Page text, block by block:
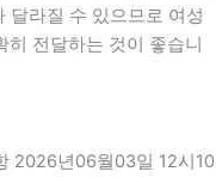
달라질 수 있으므로 여성
히 전달하는 것이 좋습니
2026년06월03일 12시10